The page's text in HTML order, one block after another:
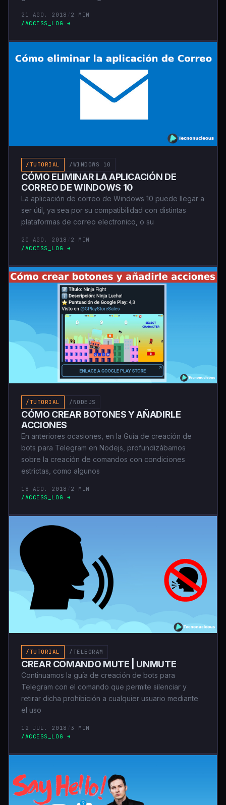
21 AGO. 2018
2 MIN
/ACCESS_LOG →
/TUTORIAL /WINDOWS 10
CÓMO ELIMINAR LA APLICACIÓN DE
CORREO DE WINDOWS 10
La aplicación de correo de Windows 10 puede llegar a
ser útil, ya sea por su compatibilidad con distintas
plataformas de correo electronico, o su
20 AGO. 2018
2 MIN
/ACCESS_LOG →
/TUTORIAL /NODEJS
CÓMO CREAR BOTONES Y AÑADIRLE
ACCIONES
En anteriores ocasiones, en la Guía de creación de
bots para Telegram en Nodejs, profundizábamos
sobre la creación de comandos con condiciones
estrictas, como algunos
18 AGO. 2018
2 MIN
/ACCESS_LOG →
/TUTORIAL /TELEGRAM
CREAR COMANDO MUTE | UNMUTE
Continuamos la guía de creación de bots para
Telegram con el comando que permite silenciar y
retirar dicha prohibición a cualquier usuario mediante
el uso
12 JUL. 2018
3 MIN
/ACCESS_LOG →